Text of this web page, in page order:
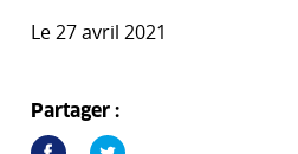
Le 27 avril 2021
Partager :